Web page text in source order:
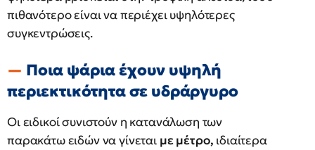
πιθανότερο είναι να περιέχει υψηλότερες
συγκεντρώσεις.
Ποια ψάρια έχουν υψηλή
περιεκτικότητα σε υδράργυρο
Οι ειδικοί συνιστούν η κατανάλωση των
παρακάτω ειδών να γίνεται με μέτρο, ιδιαίτερα